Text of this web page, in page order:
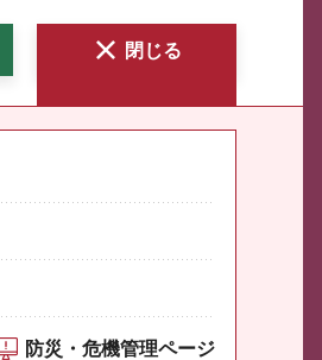
閉じる
防災・危機管理ページ